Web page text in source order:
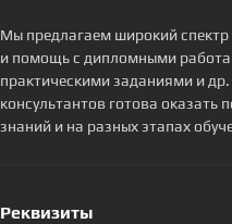
Мы предлагаем широкий спектр
и помощь с дипломными
практическими заданиями и
консультантов готова
знаний и на разных этапах
Реквизиты